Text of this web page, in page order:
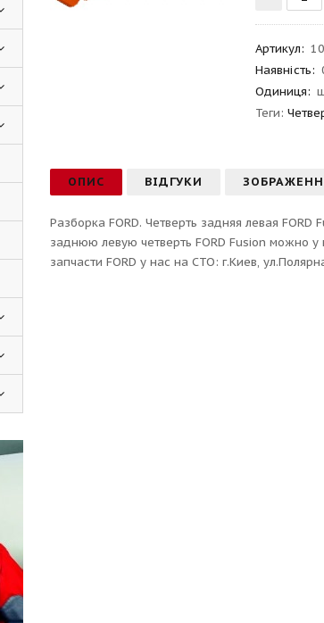
Артикул:
Наявність:
Одиниця:
Теги:
ОПИС ВІДГУКИ
Разборка FORD. Четверть задняя левая
заднюю левую четверть FORD Fusion можно
запчасти FORD у нас на СТО: г.Киев,